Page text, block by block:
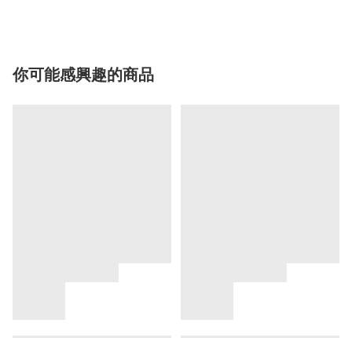
你可能感興趣的商品